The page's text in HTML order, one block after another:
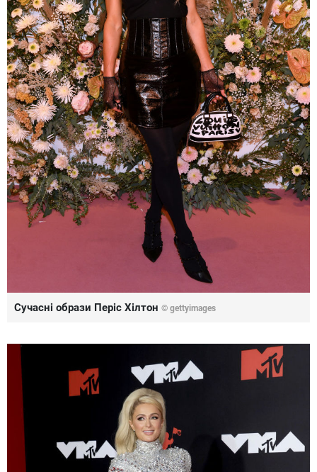
Сучасні образи Періс Хілтон © gettyimages